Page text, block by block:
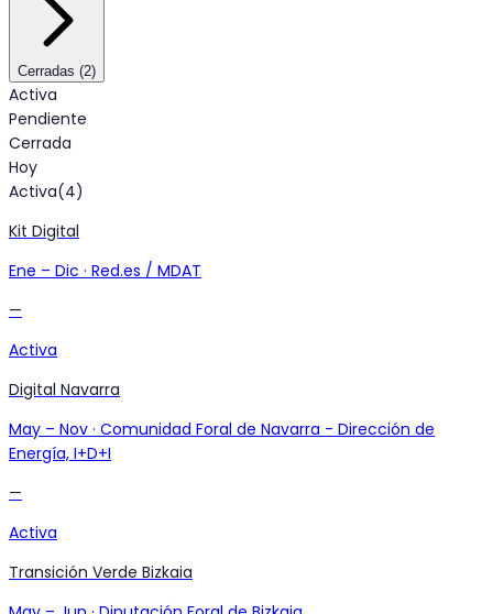
Cerradas (2)
Activa
Pendiente
Cerrada
Hoy
Activa(4)
Kit Digital
Ene – Dic · Red.es / MDAT
—
Activa
Digital Navarra
May – Nov · Comunidad Foral de Navarra - Dirección de
Energía, I+D+I
—
Activa
Transición Verde Bizkaia